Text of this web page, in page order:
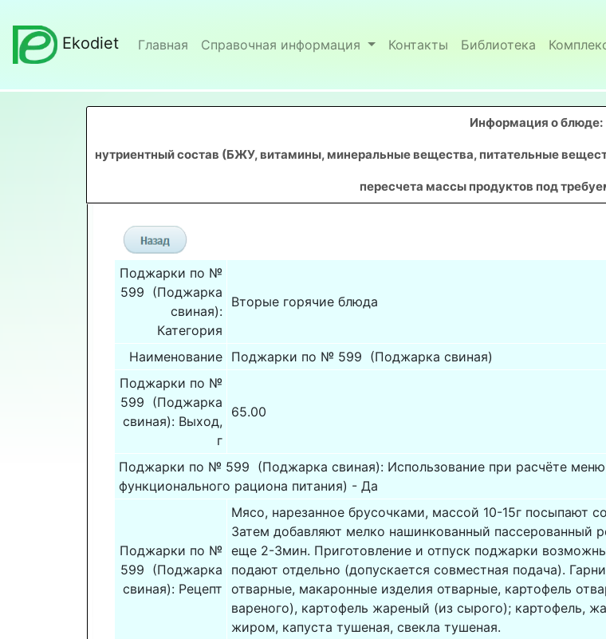
Ekodiet Главная Справочная информация Контакты Библиотека
Информация о блюде:
нутриентный состав (БЖУ, витамины, минеральные вещества, питательные
пересчета массы продуктов под
Поджарки по №
599 (Поджарка
свиная):
Категория
Вторые горячие блюда
Наименование Поджарки по № 599 (Поджарка свиная)
Поджарки по №
599 (Поджарка
свиная): Выход,
г
65.00
Поджарки по № 599 (Поджарка свиная): Использование при расчёте меню
функционального рациона питания) - Да
Поджарки по №
599 (Поджарка
свиная): Рецепт
Мясо, нарезанное брусочками, массой 10-15г посыпают
Затем добавляют мелко нашинкованный пассерованный
еще 2-3мин. Приготовление и отпуск поджарки
подают отдельно (допускается совместная подача).
отварные, макаронные изделия отварные, картофель
вареного), картофель жареный (из сырого); картофель,
жиром, капуста тушеная, свекла тушеная.